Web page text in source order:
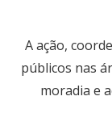
A ação,
públicos nas
moradia e